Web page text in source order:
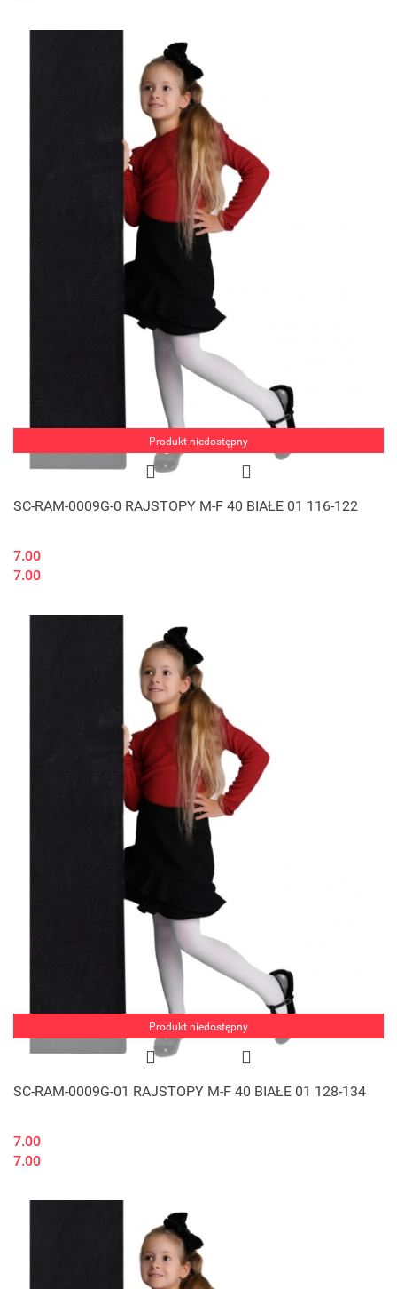
Produkt niedostępny
SC-RAM-0009G-0 RAJSTOPY M-F 40 BIAŁE 01 116-122
7.00
7.00
Produkt niedostępny
SC-RAM-0009G-01 RAJSTOPY M-F 40 BIAŁE 01 128-134
7.00
7.00